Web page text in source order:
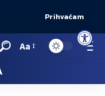
Open
Prihvaćam
Aa